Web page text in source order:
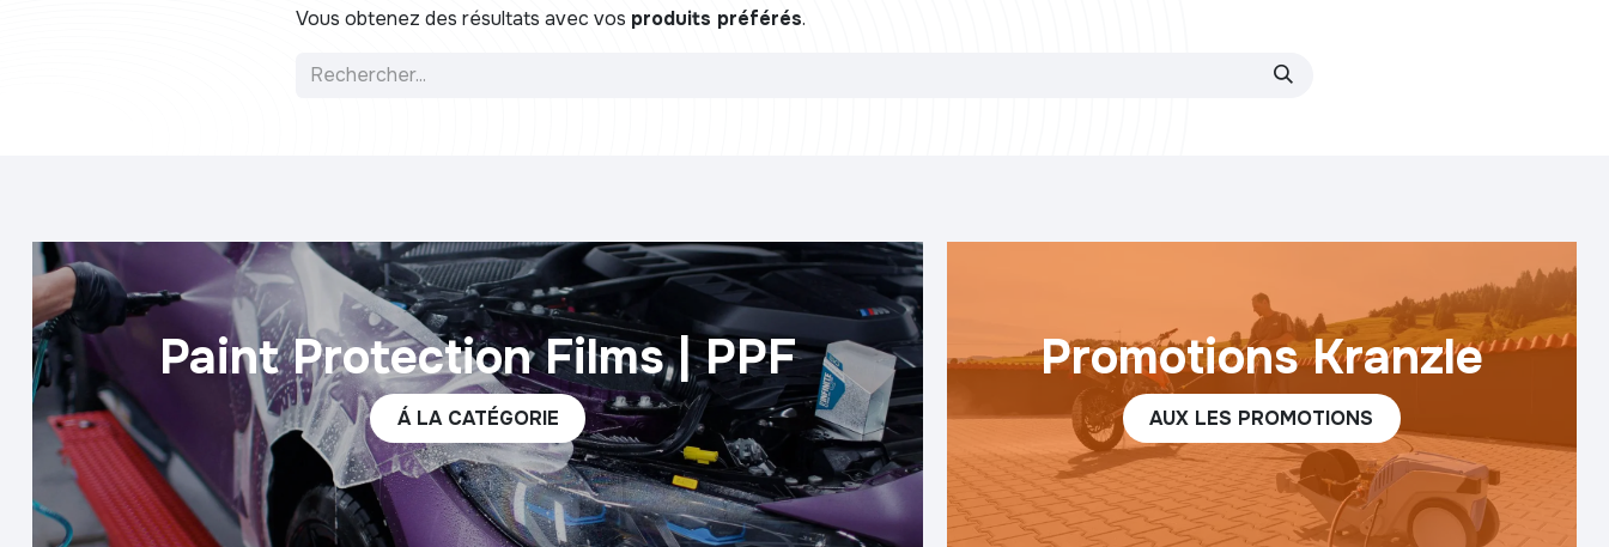
Vous obtenez des résultats avec vos produits préférés.
Paint Protection Films | PPF
Á LA CA​​TÉGORIE
Promotions Kranzle
AUX LES PROMOTION​​S